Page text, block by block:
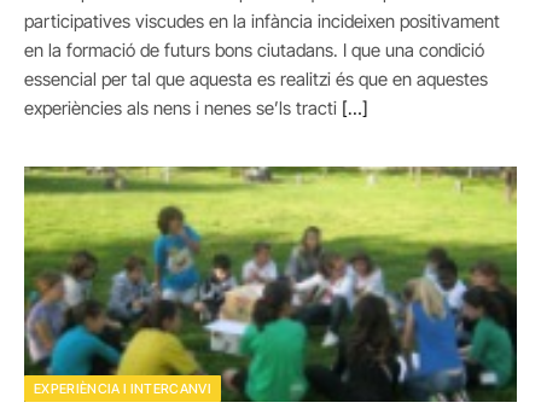
participatives viscudes en la infància incideixen positivament
en la formació de futurs bons ciutadans. I que una condició
essencial per tal que aquesta es realitzi és que en aquestes
experiències als nens i nenes se’ls tracti […]
EXPERIÈNCIA I INTERCANVI